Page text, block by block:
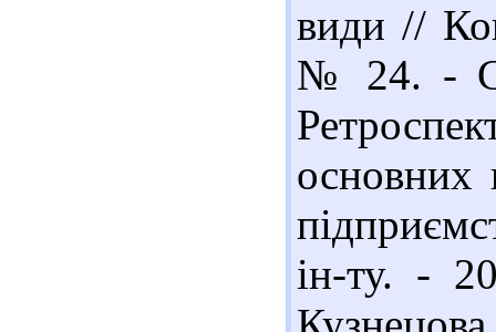
види //
№ 24. -
основних
ін-ту. -